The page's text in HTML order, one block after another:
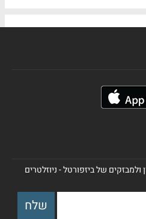
של ביזפורטל - ניוזלטרים